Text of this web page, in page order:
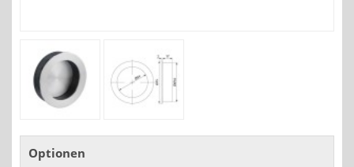
Optionen